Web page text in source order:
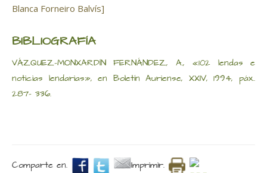
Blanca Forneiro Balvís]
BIBLIOGRAFÍA
VÁZQUEZ-MONXARDÍN FERNÁNDEZ, A., «102 lendas e
noticias lendarias», en Boletín Auriense, XXIV, 1994, páx..
287- 336.
Comparte en. Imprimir.